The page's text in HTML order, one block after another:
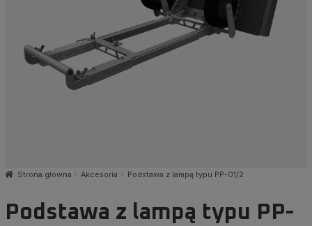
Strona główna Akcesoria Podstawa z lampą typu PP-01/2
Podstawa z lampą typu PP-